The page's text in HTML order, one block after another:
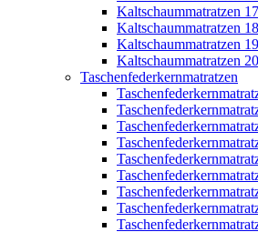
Kaltschaummatratzen
Kaltschaummatratzen
Kaltschaummatratzen
Kaltschaummatratzen
Taschenfederkernmatratzen